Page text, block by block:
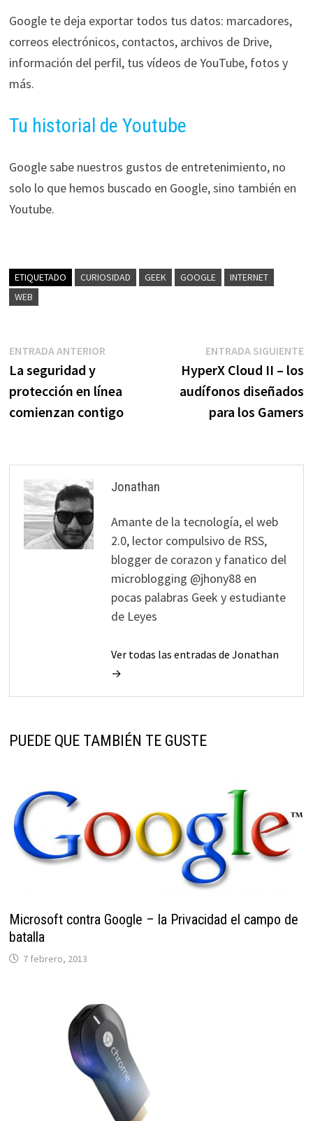
Google te deja exportar todos tus datos: marcadores,
correos electrónicos, contactos, archivos de Drive,
información del perfil, tus vídeos de YouTube, fotos y
más.
Tu historial de Youtube
Google sabe nuestros gustos de entretenimiento, no
solo lo que hemos buscado en Google, sino también en
Youtube.
ETIQUETADO CURIOSIDAD GEEK GOOGLE
INTERNET
WEB
Navegación
de
entradas
ENTRADA ANTERIOREntrada
La seguridad y
protección en línea
comienzan contigo
ENTRADA SIGUIENTE
HyperX Cloud II – los
audífonos diseñados
para los Gamers
Jonathan
Amante de la tecnología, el web
2.0, lector compulsivo de RSS,
blogger de corazon y fanatico del
microblogging @jhony88 en
pocas palabras Geek y estudiante
de Leyes
Ver todas las entradas de Jonathan
→
PUEDE QUE TAMBIÉN TE GUSTE
Microsoft contra Google – la Privacidad el campo de
batalla
7 febrero, 2013